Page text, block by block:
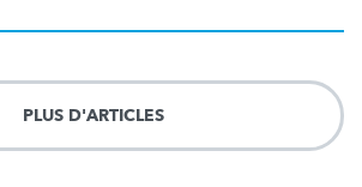
PLUS D'ARTICLES